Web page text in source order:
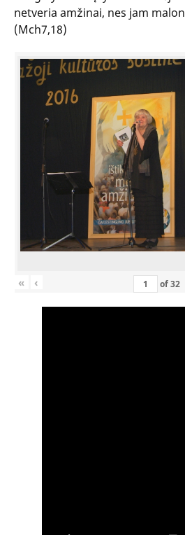
netveria amžinai, nes jam
(Mch7,18)
« ‹ of32